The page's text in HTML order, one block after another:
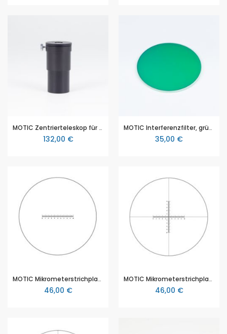
MOTIC Zentrierteleskop für Phasenkontrast
132,00 €
MOTIC Interferenzfilter, grün, Ø 45mm
35,00 €
MOTIC Mikrometerstrichplatte Strichplatte Skala (10mm in 100 Teilen), (Ø25mm)
46,00 €
MOTIC Mikrometerstrichplatte Strichplatte Fadenkreuz mit doppelter Skalierung (10mm in 100 Teilen), (Ø25mm)
46,00 €